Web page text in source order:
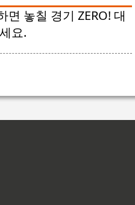
놓칠 경기 ZERO! 대
요.